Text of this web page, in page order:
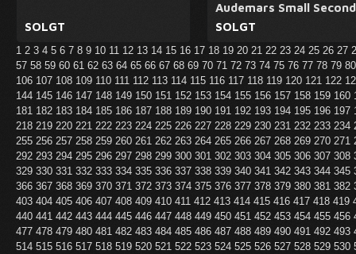
SOLGT
Audemars Small
SOLGT
1 2 3 4 5 6 7 8 9 10 11 12 13 14 15 16 17 18 19 20 21 22 23 24 25 26 27
57 58 59 60 61 62 63 64 65 66 67 68 69 70 71 72 73 74 75 76 77 78 79
106 107 108 109 110 111 112 113 114 115 116 117 118 119 120 121 122
144 145 146 147 148 149 150 151 152 153 154 155 156 157 158 159 160
181 182 183 184 185 186 187 188 189 190 191 192 193 194 195 196 197
218 219 220 221 222 223 224 225 226 227 228 229 230 231 232 233 234
255 256 257 258 259 260 261 262 263 264 265 266 267 268 269 270 271
292 293 294 295 296 297 298 299 300 301 302 303 304 305 306 307 308
329 330 331 332 333 334 335 336 337 338 339 340 341 342 343 344 345
366 367 368 369 370 371 372 373 374 375 376 377 378 379 380 381 382
403 404 405 406 407 408 409 410 411 412 413 414 415 416 417 418 419
440 441 442 443 444 445 446 447 448 449 450 451 452 453 454 455 456
477 478 479 480 481 482 483 484 485 486 487 488 489 490 491 492 493
514 515 516 517 518 519 520 521 522 523 524 525 526 527 528 529 530